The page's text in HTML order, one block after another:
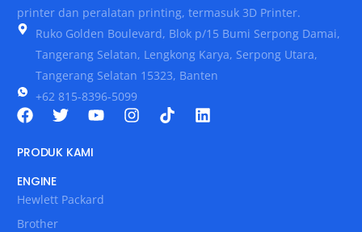
printer dan peralatan printing, termasuk 3D Printer.
Ruko Golden Boulevard, Blok p/15 Bumi Serpong Damai,
Tangerang Selatan, Lengkong Karya, Serpong Utara,
Tangerang Selatan 15323, Banten
+62 815-8396-5099
PRODUK KAMI
ENGINE
Hewlett Packard
Brother